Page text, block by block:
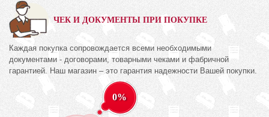
ЧЕК И ДОКУМЕНТЫ ПРИ ПОКУПКЕ
Каждая покупка сопровождается всеми необходимыми
документами - договорами, товарными чеками и фабричной
гарантией. Наш магазин – это гарантия надежности Вашей покупки.
0%